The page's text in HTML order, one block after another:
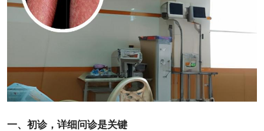
一、初诊，详细问诊是关键